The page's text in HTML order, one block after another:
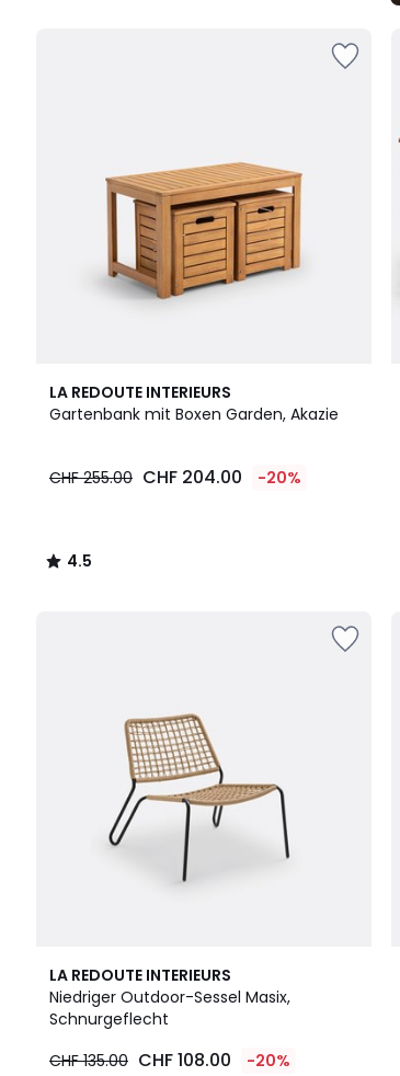
LA REDOUTE INTERIEURS
Gartenbank mit Boxen Garden, Akazie
CHF 255.00 CHF 204.00 -20%
4.5
/ 5
4.5
/
LA REDOUTE INTERIEURS
Niedriger Outdoor-Sessel Masix,
Schnurgeflecht
CHF 135.00 CHF 108.00 -20%
4.9
/ 5